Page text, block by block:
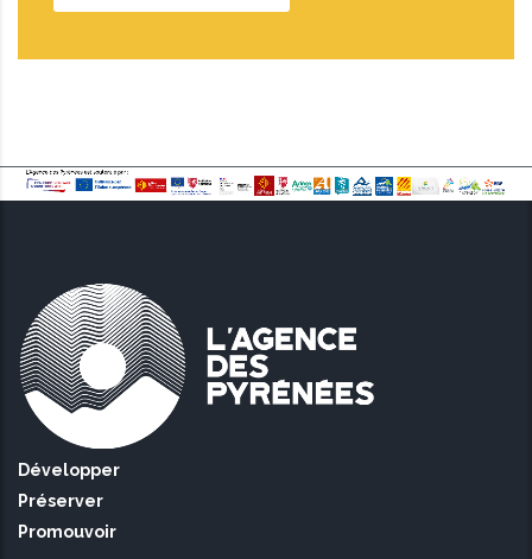
Développer
Préserver
Promouvoir